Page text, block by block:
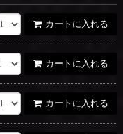
カートに入れる
カートに入れる
カートに入れる